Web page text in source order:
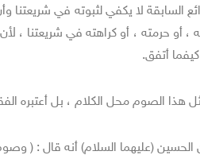
السابقة لا يكفي لثبوته في
، أو حرمته ، أو كراهته في شريعتنا ،
أتفق.
هذا الصوم محل الكلام ، بل أعتبره
(عليهما السلام) أنه قال : (